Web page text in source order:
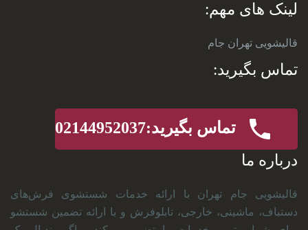
لینک های مهم:
قالیشویی تهران جام
تماس بگیرید:
تماس بگیرید:02144952037
درباره ما
قالیشویی جام تهران با ارائه خدمات شستشوی فرش‌های
دستباف، ماشینی، خارجی، تابلو‌فرش و با ارائه تضمین شستشو